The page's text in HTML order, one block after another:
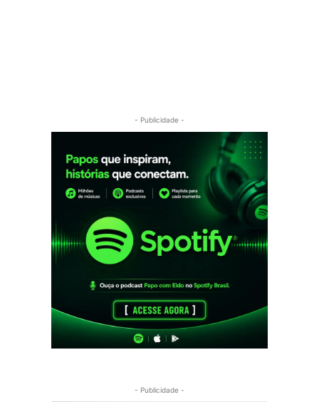
- Publicidade -
- Publicidade -